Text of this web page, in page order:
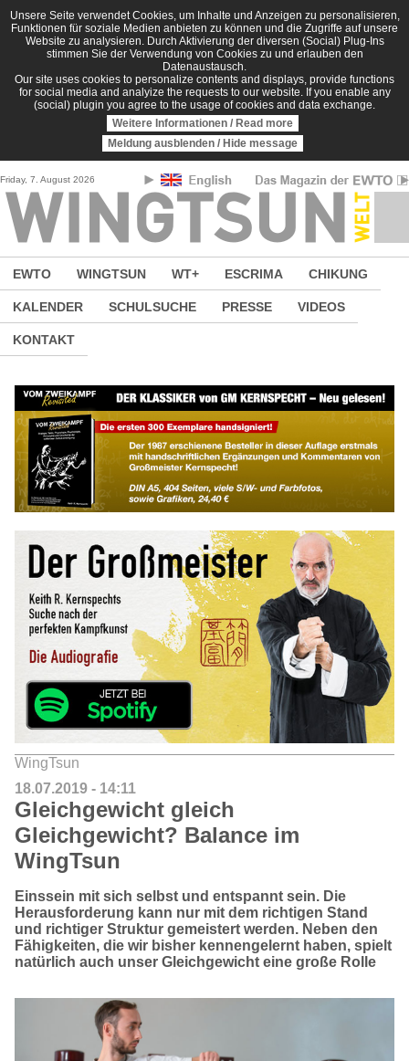
Direkt zum Inhalt
Unsere Seite verwendet Cookies, um Inhalte und Anzeigen zu personalisieren,
Funktionen für soziale Medien anbieten zu können und die Zugriffe auf unsere
Website zu analysieren. Durch Aktivierung der diversen (Social) Plug-Ins
stimmen Sie der Verwendung von Cookies zu und erlauben den
Datenaustausch.
Our site uses cookies to personalize contents and displays, provide functions
for social media and analyize the requests to our website. If you enable any
(social) plugin you agree to the usage of cookies and data exchange.
Weitere Informationen / Read more
Meldung ausblenden / Hide message
Friday, 7. August 2026
EWTO WINGTSUN WT+ ESCRIMA CHIKUNG
KALENDER SCHULSUCHE PRESSE VIDEOS
KONTAKT
WingTsun
18.07.2019 - 14:11
Gleichgewicht gleich
Gleichgewicht? Balance im
WingTsun
Einssein mit sich selbst und entspannt sein. Die
Herausforderung kann nur mit dem richtigen Stand
und richtiger Struktur gemeistert werden. Neben den
Fähigkeiten, die wir bisher kennengelernt haben, spielt
natürlich auch unser Gleichgewicht eine große Rolle